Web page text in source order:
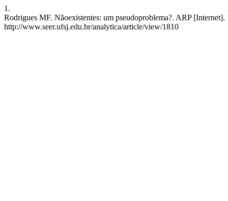
1.
Rodrigues MF. Nãoexistentes: um pseudoproblema?. ARP
http://www.seer.ufsj.edu.br/analytica/article/view/1810